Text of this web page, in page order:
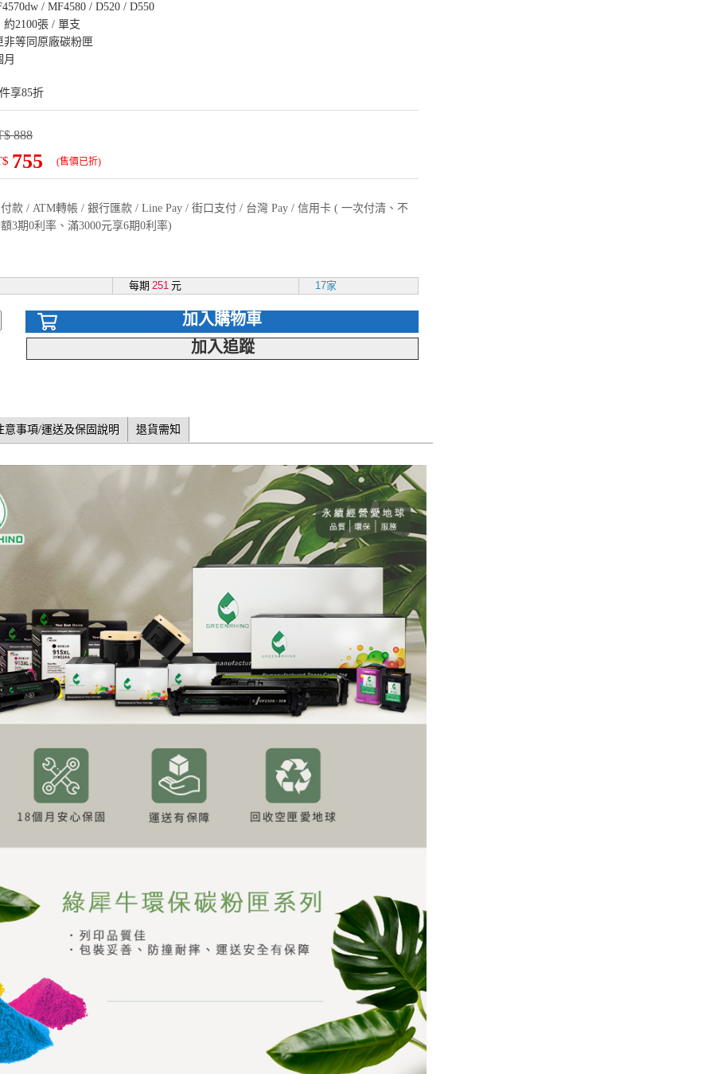
/ MF4580 / D520 / D550
2100張 / 單支
等同原廠碳粉匣
享85折
888
755 (售價已折)
款 / ATM轉帳 / 銀行匯款 / Line Pay / 街口支付 / 台灣 Pay / 信用卡 ( 一次付清、不
3期0利率、滿3000元享6期0利率)
每期 251 元 17家
加入購物車
加入追蹤
意事項/運送及保固說明 退貨需知